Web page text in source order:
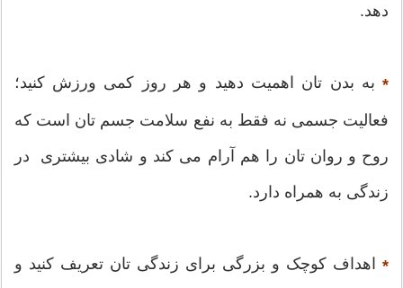
دهد.
*به بدن تان اهمیت دهید و هر روز کمی ورزش کنید؛
فعالیت جسمی نه فقط به نفع سلامت جسم تان است که
روح و روان تان را هم آرام می کند و شادی بیشتری در
زندگی به همراه دارد.
*اهداف کوچک و بزرگی برای زندگی تان تعریف کنید و